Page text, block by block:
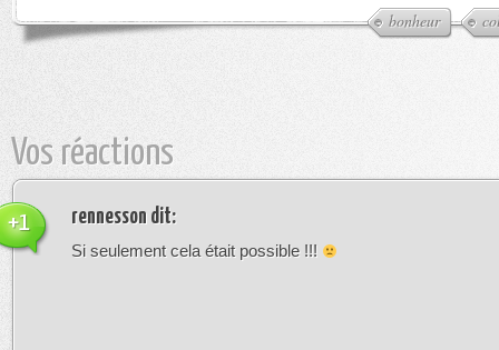
bonheur
Vos réactions
rennesson dit:
Si seulement cela était possible !!!
+1